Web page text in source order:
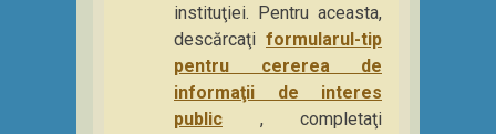
instituţiei. Pentru aceasta,
descărcaţi formularul-tip
pentru cererea de
informaţii de interes
public , completaţi